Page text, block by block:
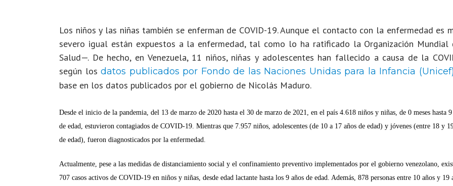
Los niños y las niñas también se enferman de COVID-19. Aunque el contacto con la enfermedad es
severo igual están expuestos a la enfermedad, tal como lo ha ratificado la Organización Mundial
Salud—. De hecho, en Venezuela, 11 niños, niñas y adolescentes han fallecido a causa de la
según losdatos publicados por Fondo de las Naciones Unidas para la Infancia (Unicef)
base en los datos publicados por el gobierno de Nicolás Maduro.
Desde el inicio de la pandemia, del 13 de marzo de 2020 hasta el 30 de marzo de 2021, en el país 4.618 niños y niñas, de 0 meses hasta 9
de edad, estuvieron contagiados de COVID-19. Mientras que 7.957 niños, adolescentes (de 10 a 17 años de edad) y jóvenes (entre 18 y
de edad), fueron diagnosticados por la enfermedad.
Actualmente, pese a las medidas de distanciamiento social y el confinamiento preventivo implementados por el gobierno venezolano,
707 casos activos de COVID-19 en niños y niñas, desde edad lactante hasta los 9 años de edad. Además, 878 personas entre 10 años y 19
Save The
Colombia: hay
familias
riesgos de
#CecodapLive